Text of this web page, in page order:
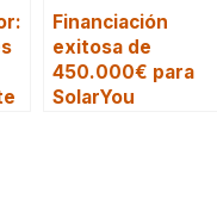
Financiación
exitosa de
450.000€ para
SolarYou